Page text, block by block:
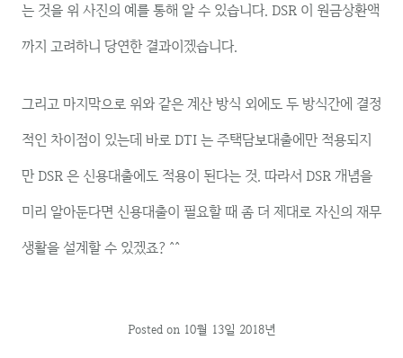
는 것을 위 사진의 예를 통해 알 수 있습니다. DSR 이 원금상환액
까지 고려하니 당연한 결과이겠습니다.
그리고 마지막으로 위와 같은 계산 방식 외에도 두 방식간에 결정
적인 차이점이 있는데 바로 DTI 는 주택담보대출에만 적용되지
만 DSR 은 신용대출에도 적용이 된다는 것. 따라서 DSR 개념을
미리 알아둔다면 신용대출이 필요할 때 좀 더 제대로 자신의 재무
생활을 설계할 수 있겠죠? ^^
Posted on 10월 13일 2018년